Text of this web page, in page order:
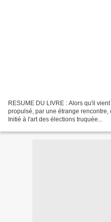
RESUME DU LIVRE : Alors qu'il
propulsé, par une étrange rencontre,
Initié à l'art des élections truquée...